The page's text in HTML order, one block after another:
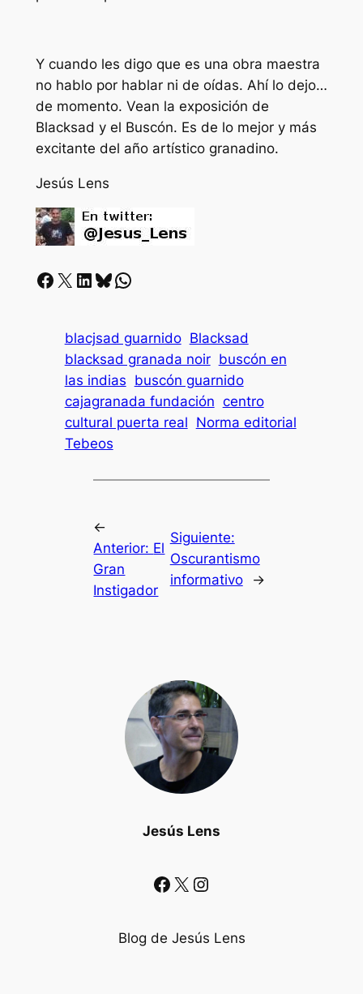
Jesús Lens
Facebook X Instagram
Blog de Jesús Lens
Y cuando les digo que es una obra maestra
no hablo por hablar ni de oídas. Ahí lo dejo…
de momento. Vean la exposición de
Blacksad y el Buscón. Es de lo mejor y más
excitante del año artístico granadino.
Jesús Lens
Facebook X LinkedIn Bluesky Whatsapp
blacjsad guarnido Blacksad
blacksad granada noir buscón en
las indias buscón guarnido
cajagranada fundación centro
cultural puerta real Norma editorial
Tebeos
←
Anterior: El
Gran
Instigador
Siguiente:
Oscurantismo
informativo
→